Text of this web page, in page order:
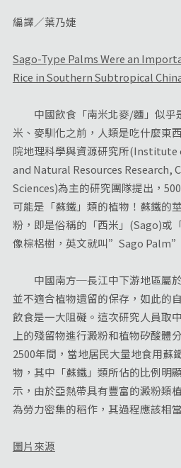
編譯／葉乃婕
Sago-Type Palms Were an
Rice in Southern Subtropical
中國飲食「南米北麥/麵」似乎
米、麥馴化之前，人類是吃什麼東
院地理科學與資源研究所(Institute
and Natural Resources Research,
Sciences)為主的研究團隊提出，
可能是「蘇鐵」類的植物！蘇鐵的
粉，即是俗稱的「西米」(Sago)或
像棕梠樹，英文就叫”Sago
中國南方─長江中下游地區屬於
並不適合植物遺留的保存，如此的
飲食是一大阻礙。這次研究人員取
上的殘留物進行澱粉和植物矽酸體
2500年間，當地居民大量地食用蘇
物，其中「蘇鐵」類所佔的比例明
示，由於亞熱帶具有豐富的澱粉類
為勞力密集的稻作，其過程應該相
圖片來源